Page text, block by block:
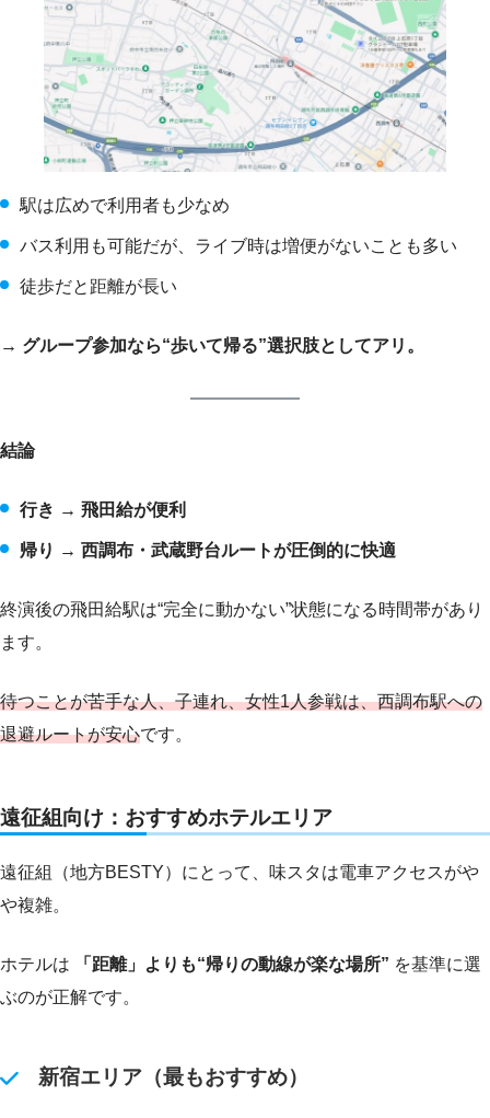
駅は広めで利用者も少なめ
バス利用も可能だが、ライブ時は増便がないことも多い
徒歩だと距離が長い
→ グループ参加なら“歩いて帰る”選択肢としてアリ。
結論
行き → 飛田給が便利
帰り → 西調布・武蔵野台ルートが圧倒的に快適
終演後の飛田給駅は“完全に動かない”状態になる時間帯があり
ます。
待つことが苦手な人、子連れ、女性1人参戦は、西調布駅への
退避ルートが安心です。
遠征組向け：おすすめホテルエリア
遠征組（地方BESTY）にとって、味スタは電車アクセスがや
や複雑。
ホテルは 「距離」よりも“帰りの動線が楽な場所” を基準に選
ぶのが正解です。
新宿エリア（最もおすすめ）